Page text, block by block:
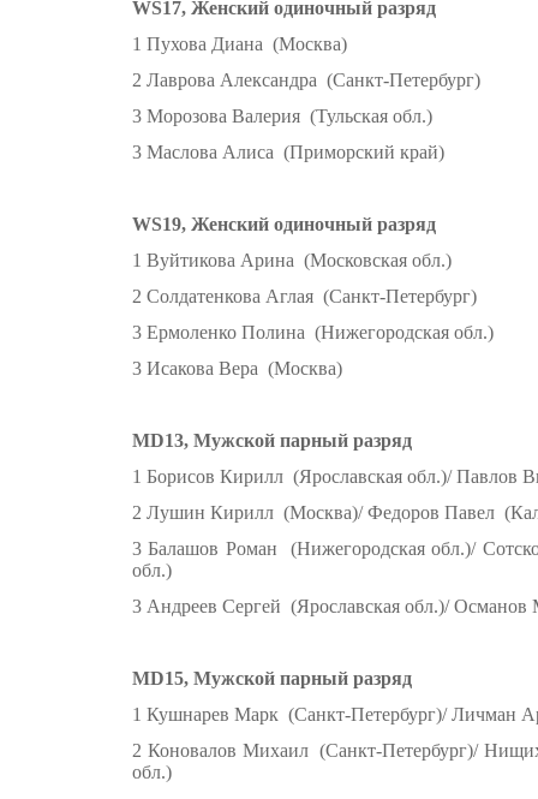
WS17, Женский одиночный разряд
1 Пухова Диана (Москва)
2 Лаврова Александра (Санкт-Петербург)
3 Морозова Валерия (Тульская обл.)
3 Маслова Алиса (Приморский край)
WS19, Женский одиночный разряд
1 Вуйтикова Арина (Московская обл.)
2 Солдатенкова Аглая (Санкт-Петербург)
3 Ермоленко Полина (Нижегородская обл.)
3 Исакова Вера (Москва)
MD13, Мужской парный разряд
1 Борисов Кирилл (Ярославская обл.)/ Павлов
2 Лушин Кирилл (Москва)/ Федоров Павел
3 Балашов Роман (Нижегородская обл.)/
обл.)
3 Андреев Сергей (Ярославская обл.)/ Османов
MD15, Мужской парный разряд
1 Кушнарев Марк (Санкт-Петербург)/ Личман
2 Коновалов Михаил (Санкт-Петербург)/
обл.)